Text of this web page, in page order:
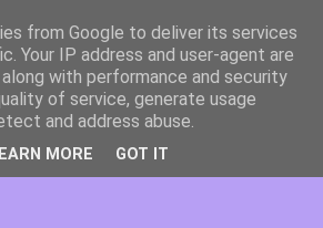
from Google to deliver its services
Your IP address and user-agent are
with performance and security
of service, generate usage
and address abuse.
MORE GOT IT